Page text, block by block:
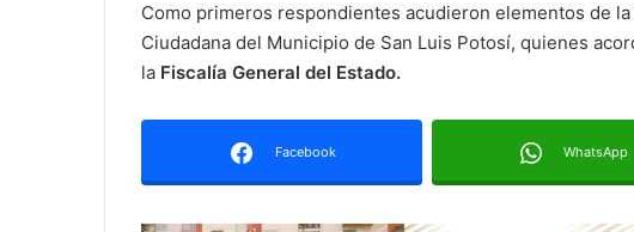
Como primeros respondientes acudieron elementos de
Ciudadana del Municipio de San Luis Potosí, quienes
la Fiscalía General del Estado.
Facebook WhatsApp